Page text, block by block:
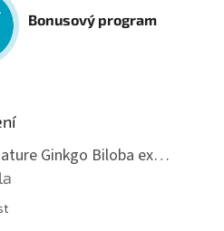
Bonusový program
Golden Nature Ginkgo Biloba extrakt 50:1 60mg, 100 kapslí
je 5 z 5 hvězdiček.